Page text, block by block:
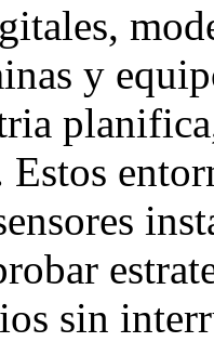
y
Estos
sin